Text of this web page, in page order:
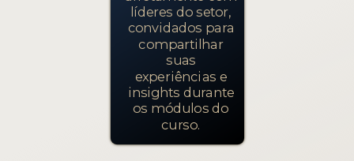
líderes do setor,
convidados para
compartilhar
suas
experiências e
insights durante
os módulos do
curso.